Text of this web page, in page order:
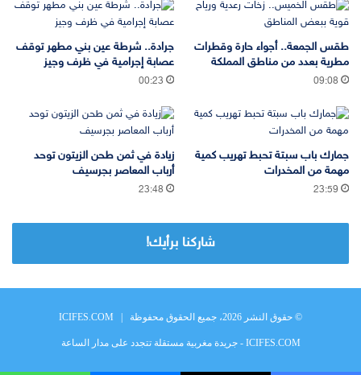
طقس الجمعة.. أجواء حارة وقطرات
مطرية بعدد من مناطق المملكة
09:08
جرادة.. شرطة عين بني مطهر توقف
عصابة إجرامية في ظرف وجيز
00:23
جمارك باب سبتة تحبط تهريب كمية
مهمة من المخدرات
23:59
زيادة في ثمن طحن الزيتون توحد
أرباب المعاصر بجرسيف
23:48
شاركنا برأيك!
© حقوق النشر 2026، جميع الحقوق محفوظة | ICIFES.COM
ICIFES.COM - جريدة مغربية مستقلة تتجدد على مدار الساعة